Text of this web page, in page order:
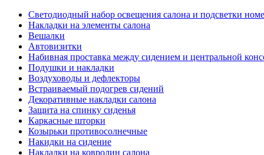
Светодиодный набор освещения салона и подсветки
Накладки на элементы салона
Вешалки
Автовизитки
Набивная проставка между сидением и центральной
Подушки и накладки
Воздуховоды и дефлекторы
Встраиваемый подогрев сидений
Декоративные накладки салона
Защита на спинку сиденья
Каркасные шторки
Козырьки противосолнечные
Накидки на сидение
Накладки на ковролин салона